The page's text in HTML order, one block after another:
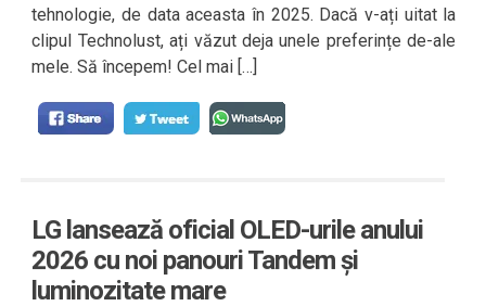
tehnologie, de data aceasta în 2025. Dacă v-ați uitat la
clipul Technolust, ați văzut deja unele preferințe de-ale
mele. Să începem! Cel mai […]
LG lansează oficial OLED-urile anului
2026 cu noi panouri Tandem și
luminozitate mare